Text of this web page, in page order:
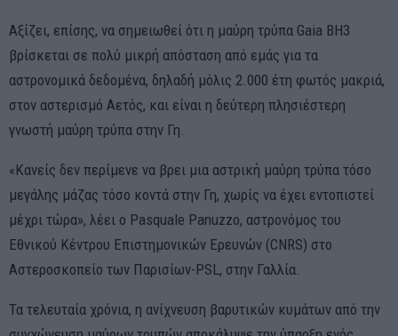
Αξίζει, επίσης, να σημειωθεί ότι η μαύρη τρύπα Gaia BH3
βρίσκεται σε πολύ μικρή απόσταση από εμάς για τα
αστρονομικά δεδομένα, δηλαδή μόλις 2.000 έτη φωτός μακριά,
στον αστερισμό Αετός, και είναι η δεύτερη πλησιέστερη
γνωστή μαύρη τρύπα στην Γη.
«Κανείς δεν περίμενε να βρει μια αστρική μαύρη τρύπα τόσο
μεγάλης μάζας τόσο κοντά στην Γη, χωρίς να έχει εντοπιστεί
μέχρι τώρα», λέει ο Pasquale Panuzzo, αστρονόμος του
Εθνικού Κέντρου Επιστημονικών Ερευνών (CNRS) στο
Αστεροσκοπείο των Παρισίων-PSL, στην Γαλλία.
Τα τελευταία χρόνια, η ανίχνευση βαρυτικών κυμάτων από την